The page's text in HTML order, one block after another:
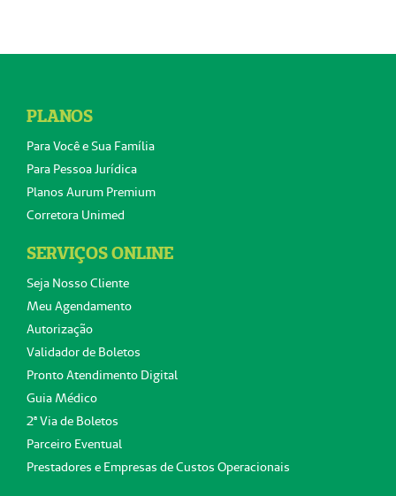
PLANOS
Para Você e Sua Família
Para Pessoa Jurídica
Planos Aurum Premium
Corretora Unimed
SERVIÇOS ONLINE
Seja Nosso Cliente
Meu Agendamento
Autorização
Validador de Boletos
Pronto Atendimento Digital
Guia Médico
2ª Via de Boletos
Parceiro Eventual
Prestadores e Empresas de Custos Operacionais